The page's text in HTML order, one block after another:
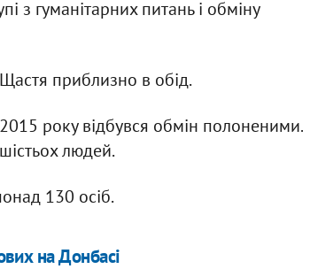
з гуманітарних питань і обміну
приблизно в обід.
року відбувся обмін полоненими.
людей.
130 осіб.
на Донбасі